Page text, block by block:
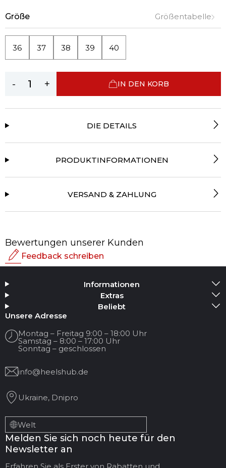
Größe Größentabelle
36 37 38 39 40
- + IN DEN KORB
DIE DETAILS
PRODUKTINFORMATIONEN
VERSAND & ZAHLUNG
Bewertungen unserer Kunden
Feedback schreiben
Medium hinzufügen
Ihr Name
Ihre E-Mail
Titel der Bewertung
Ihr Feedback:
Informationen
Extras
Beliebt
Unsere Adresse
Montag – Freitag 9:00 – 18:00 Uhr
Samstag – 8:00 – 17:00 Uhr
Sonntag – geschlossen
info@heelshub.de
Ukraine, Dnipro
Welt
Melden Sie sich noch heute für den
Newsletter an